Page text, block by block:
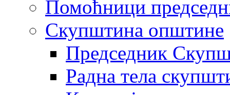
Помоћници
Скупштина општине
Председник
Радна тела